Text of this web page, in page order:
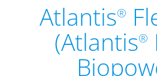
Atlantis®
(Atlantis®